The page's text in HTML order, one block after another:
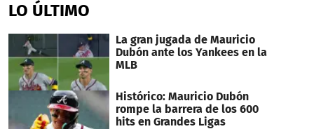
LO ÚLTIMO
La gran jugada de Mauricio
Dubón ante los Yankees en la
MLB
Histórico: Mauricio Dubón
rompe la barrera de los 600
hits en Grandes Ligas